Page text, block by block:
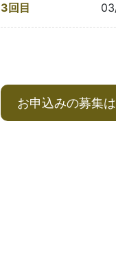
3回目
お申込みの募集